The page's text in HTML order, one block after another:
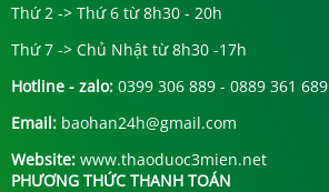
Thứ 2 -> Thứ 6 từ 8h30 - 20h
Thứ 7 -> Chủ Nhật từ 8h30 -17h
Hotline - zalo: 0399 306 889 - 0889 361 689
Email: baohan24h@gmail.com
Website: www.thaoduoc3mien.net
PHƯƠNG THỨC THANH TOÁN